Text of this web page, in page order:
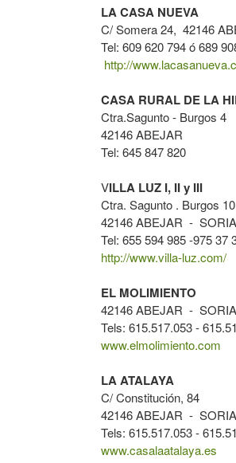
LA CASA NUEVA
C/ Somera 24, 42146
Tel: 609 620 794 ó 689
http://
CASA RURAL DE LA
Ctra.Sagunto - Burgos 4
42146 ABEJAR
Tel: 645 847 820
VILLA LUZ I, II y III
Ctra. Sagunto . Burgos
42146 ABEJAR - SORIA
Tel: 655 594 985 -975 37
http://www.villa-luz.com/
EL MOLIMIENTO
42146 ABEJAR - SORIA
Tels: 615.517.053 -
www.elmolimiento.com
LA ATALAYA
C/ Constitución, 84
42146 ABEJAR - SORIA
Tels: 615.517.053 -
www.casalaatalaya.es